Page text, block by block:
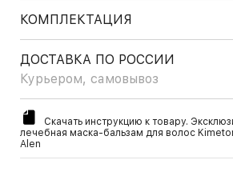
КОМПЛЕКТАЦИЯ
ДОСТАВКА ПО РОССИИ
Курьером, самовывоз
Скачать инструкцию к товару.
лечебная маска-бальзам для волос
Alen